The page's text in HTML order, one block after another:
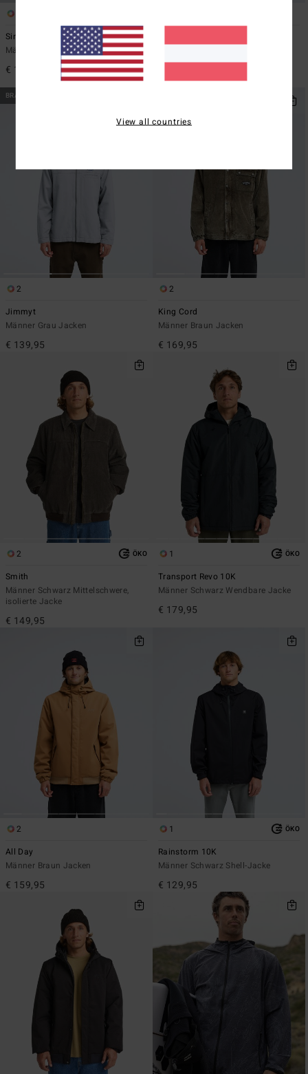
Since 73 Burleigh
Männer Weiss Kapuzenjacke
€ 149,95
Reißverschluss
€ 79,95
BRANDNEU
2
Jimmyt
Männer Grau Jacken
€ 139,95
2
King Cord
Männer Braun Jacken
€ 169,95
2 ÖKO
Smith
Männer Schwarz Mittelschwere,
isolierte Jacke
€ 149,95
1 ÖKO
Transport Revo 10K
Männer Schwarz Wendbare Jacke
€ 179,95
2
All Day
Männer Braun Jacken
€ 159,95
1 ÖKO
Rainstorm 10K
Männer Schwarz Shell-Jacke
€ 129,95
View all countries